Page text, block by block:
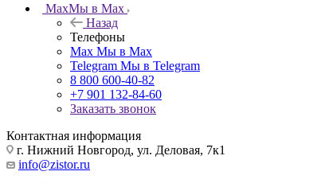
MaxМы в Max
Назад
Телефоны
Max Мы в Max
Telegram Мы в Telegram
8 800 600-40-82
+7 901 132-84-60
Заказать звонок
Контактная информация
г. Нижний Новгород, ул. Деловая, 7к1
info@zistor.ru